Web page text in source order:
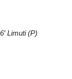
Limuti (P)